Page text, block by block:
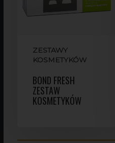
ZESTAWY
KOSMETYKÓW
BOND FRESH
ZESTAW
KOSMETYKÓW